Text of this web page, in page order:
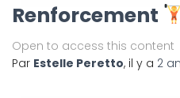
Renforcement
Open to access this content
Par Estelle Peretto, il y a 2